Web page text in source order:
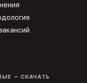
— СКАЧАТЬ